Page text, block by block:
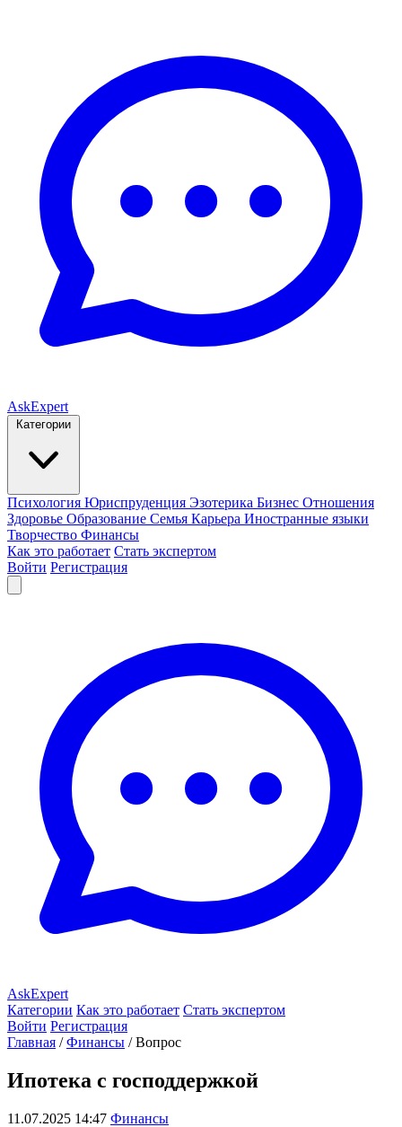
AskExpert
Категории
Психология Юриспруденция Эзотерика Бизнес Отношения
Здоровье Образование Семья Карьера Иностранные языки
Творчество Финансы
Как это работает Стать экспертом
Войти Регистрация
AskExpert
Категории Как это работает Стать экспертом
Войти Регистрация
Главная / Финансы / Вопрос
Ипотека с господдержкой
11.07.2025 14:47 Финансы